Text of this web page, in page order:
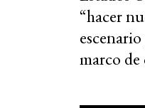
“hacer
marco